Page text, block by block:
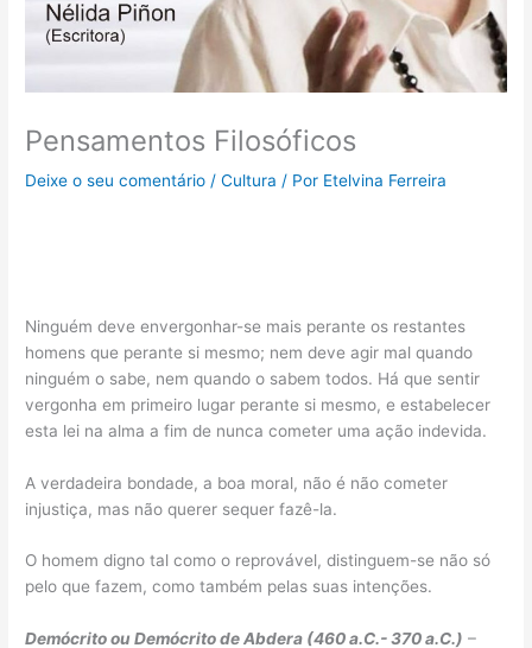
Pensamentos Filosóficos
Deixe o seu comentário /Cultura / Por Etelvina Ferreira
Ninguém deve envergonhar-se mais perante os restantes
homens que perante si mesmo; nem deve agir mal quando
ninguém o sabe, nem quando o sabem todos. Há que sentir
vergonha em primeiro lugar perante si mesmo, e estabelecer
esta lei na alma a fim de nunca cometer uma ação indevida.
A verdadeira bondade, a boa moral, não é não cometer
injustiça, mas não querer sequer fazê-la.
O homem digno tal como o reprovável, distinguem-se não só
pelo que fazem, como também pelas suas intenções.
Demócrito ou Demócrito de Abdera (460 a.C.- 370 a.C.) –